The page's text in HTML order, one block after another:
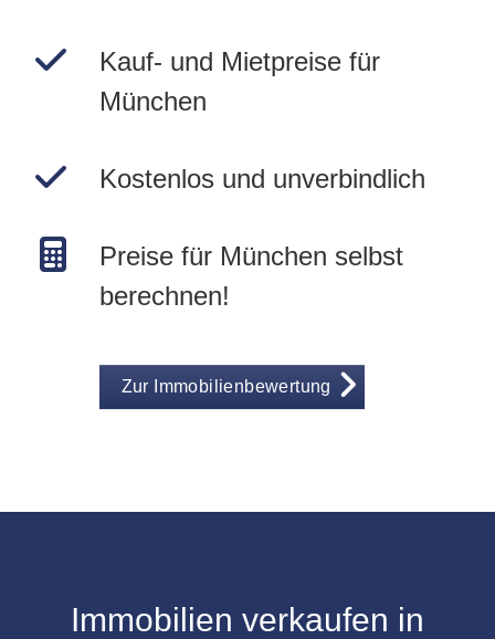
Kauf- und Mietpreise für
München
Kostenlos und unverbindlich
Preise für München selbst
berechnen!
Zur Immobilienbewertung
Immobilien verkaufen in